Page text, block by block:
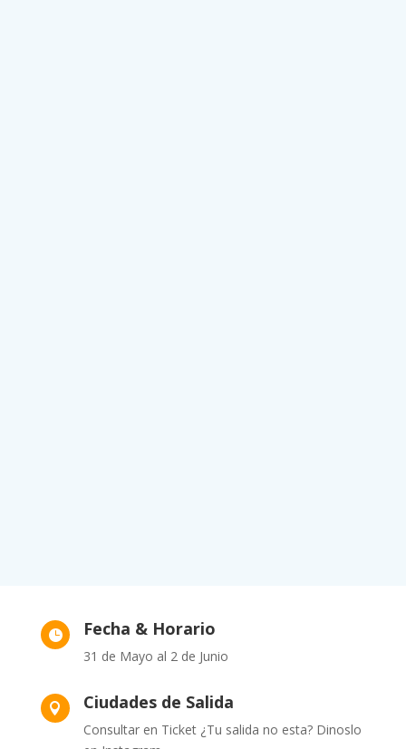
 Fecha & Horario
31 de Mayo al 2 de Junio
 Ciudades de Salida
Consultar en Ticket ¿Tu salida no esta? Dinoslo